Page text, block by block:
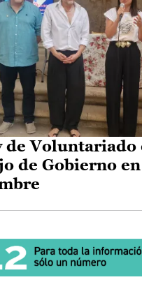
de Voluntariado
de Gobierno en